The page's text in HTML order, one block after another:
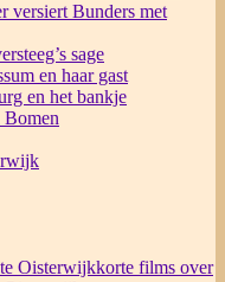
versiert Bunders met
sage
en haar gast
en het bankje
Bomen
Oisterwijkkorte films over